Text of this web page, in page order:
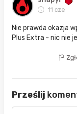
11 cze
Nie prawda okazja
Plus Extra - nic nie
Prześlij